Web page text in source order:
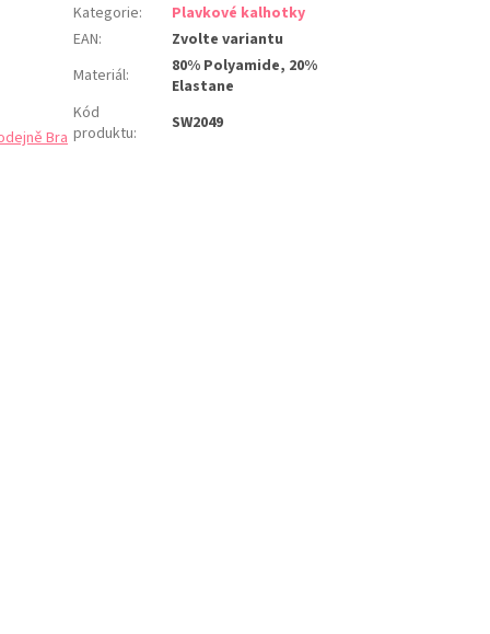
Bra
Kategorie:
Plavkové kalhotky
EAN:
Zvolte variantu
Materiál:
80% Polyamide, 20%
Elastane
Kód
produktu: SW2049